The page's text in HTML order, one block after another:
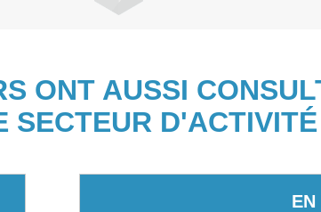
ONT AUSSI
SECTEUR D'ACTIVITÉ
EN